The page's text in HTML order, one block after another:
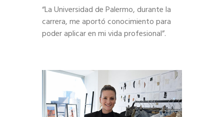
“La Universidad de Palermo, durante la
carrera, me aportó conocimiento para
poder aplicar en mi vida profesional”.